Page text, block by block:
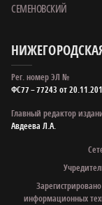
СЕМЕНОВСКИЙ
Рег. номер ЭЛ №
ФС77 – 77243 от
Главный редактор
Авдеева Л.А.
информационных